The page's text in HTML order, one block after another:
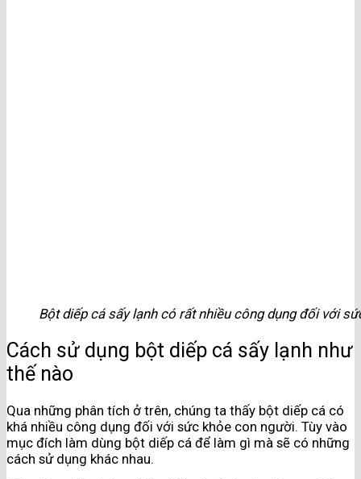
Bột diếp cá sấy lạnh có rất nhiều công dụng đối với
Cách sử dụng bột diếp cá sấy lạnh như
thế nào
Qua những phân tích ở trên, chúng ta thấy bột diếp cá có
khá nhiều công dụng đối với sức khỏe con người. Tùy vào
mục đích làm dùng bột diếp cá để làm gì mà sẽ có những
cách sử dụng khác nhau.